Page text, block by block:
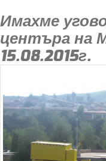
Имахме
центъра на
15.08.2015г.